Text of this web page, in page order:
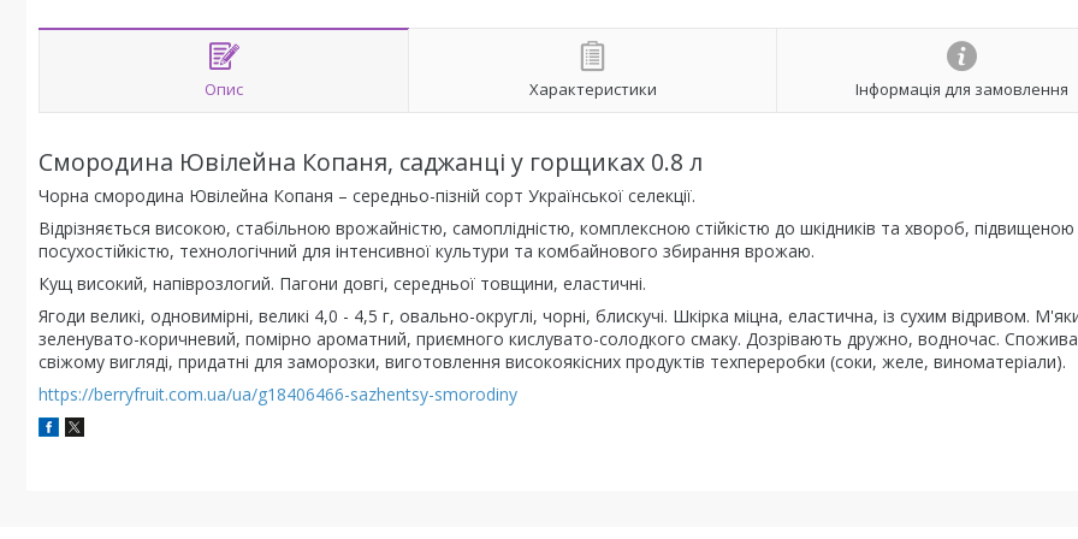
Опис Характеристики Інформація для замовлення
Смородина Ювілейна Копаня, саджанці у горщиках 0.8 л
Чорна смородина Ювілейна Копаня – середньо-пізній сорт Української селекції.
Відрізняється високою, стабільною врожайністю, самоплідністю, комплексною стійкістю до шкідників та хвороб, підвищеною
посухостійкістю, технологічний для інтенсивної культури та комбайнового збирання врожаю.
Кущ високий, напіврозлогий. Пагони довгі, середньої товщини, еластичні.
Ягоди великі, одновимірні, великі 4,0 - 4,5 г, овально-округлі, чорні, блискучі. Шкірка міцна, еластична, із сухим відривом.
зеленувато-коричневий, помірно ароматний, приємного кислувато-солодкого смаку. Дозрівають дружно, водночас.
свіжому вигляді, придатні для заморозки, виготовлення високоякісних продуктів техпереробки (соки, желе, виноматеріали).
https://berryfruit.com.ua/ua/g18406466-sazhentsy-smorodiny